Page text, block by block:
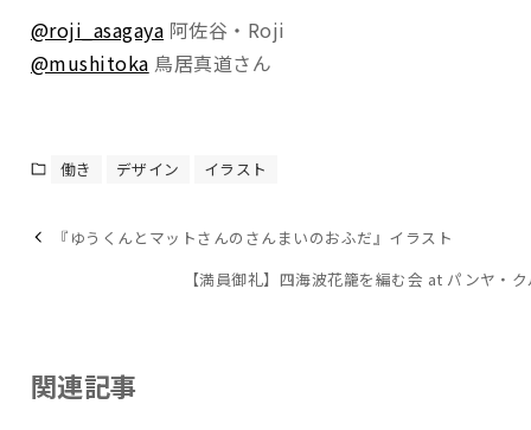
@roji_asagaya 阿佐谷・Roji
@mushitoka 鳥居真道さん
働き デザイン イラスト
『ゆうくんとマットさんのさんまいのおふだ』イラスト
【満員御礼】四海波花籠を編む会 at パンヤ・
関連記事